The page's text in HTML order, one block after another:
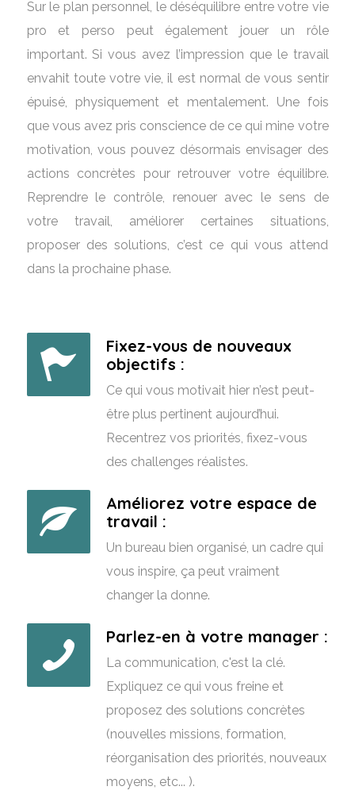
Sur le plan personnel, le déséquilibre entre votre vie
pro et perso peut également jouer un rôle
important. Si vous avez l’impression que le travail
envahit toute votre vie, il est normal de vous sentir
épuisé, physiquement et mentalement. Une fois
que vous avez pris conscience de ce qui mine votre
motivation, vous pouvez désormais envisager des
actions concrètes pour retrouver votre équilibre.
Reprendre le contrôle, renouer avec le sens de
votre travail, améliorer certaines situations,
proposer des solutions, c’est ce qui vous attend
dans la prochaine phase.
Fixez-vous de nouveaux
objectifs :
Ce qui vous motivait hier n’est peut-
être plus pertinent aujourd’hui.
Recentrez vos priorités, fixez-vous
des challenges réalistes.
Améliorez votre espace de
travail :
Un bureau bien organisé, un cadre qui
vous inspire, ça peut vraiment
changer la donne.
Parlez-en à votre manager :
La communication, c'est la clé.
Expliquez ce qui vous freine et
proposez des solutions concrètes
(nouvelles missions, formation,
réorganisation des priorités, nouveaux
moyens, etc... ).